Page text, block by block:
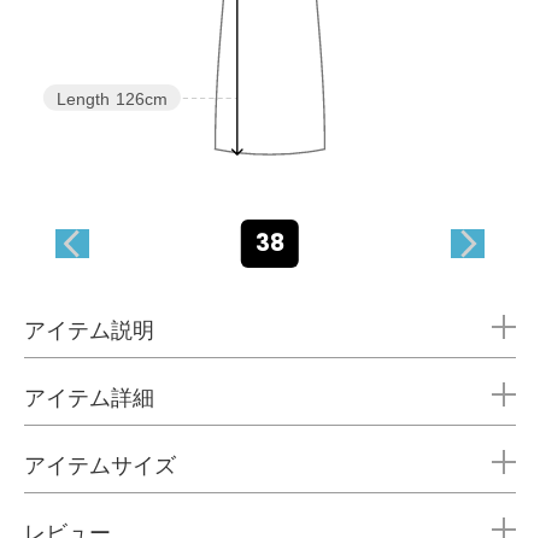
Length 126cm
38
アイテム説明
アイテム詳細
アイテムサイズ